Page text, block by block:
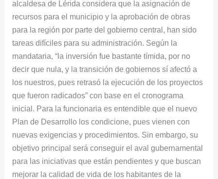
alcaldesa de Lérida considera que la asignación de
recursos para el municipio y la aprobación de obras
para la región por parte del gobierno central, han sido
tareas difíciles para su administración. Según la
mandataria, “la inversión fue bastante tímida, por no
decir que nula, y la transición de gobiernos sí afectó a
los nuestros, pues retrasó la ejecución de los proyectos
que fueron radicados” con base en el cronograma
inicial. Para la funcionaria es entendible que el nuevo
Plan de Desarrollo los condicione, pues vienen con
nuevas exigencias y procedimientos. Sin embargo, su
objetivo principal será conseguir el aval gubernamental
para las iniciativas que están pendientes y que buscan
mejorar la calidad de vida de los habitantes de la